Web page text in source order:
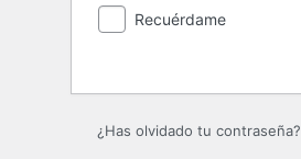
Recuérdame
¿Has olvidado tu contraseña?